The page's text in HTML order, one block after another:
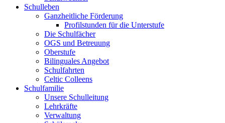
Schulleben
Ganzheitliche Förderung
Profilstunden für die Unterstufe
Die Schulfächer
OGS und Betreuung
Oberstufe
Bilinguales Angebot
Schulfahrten
Celtic Colleens
Schulfamilie
Unsere Schulleitung
Lehrkräfte
Verwaltung